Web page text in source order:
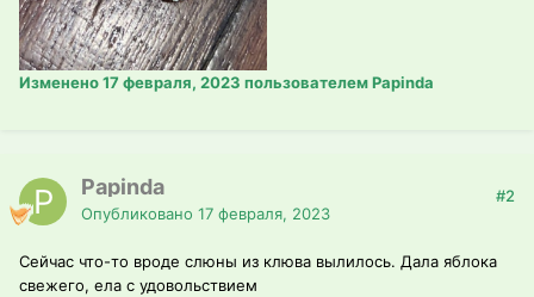
Изменено17 февраля, 2023 пользователем Papinda
Papinda
Опубликовано 17 февраля, 2023
#2
Сейчас что-то вроде слюны из клюва вылилось. Дала яблока
свежего, ела с удовольствием